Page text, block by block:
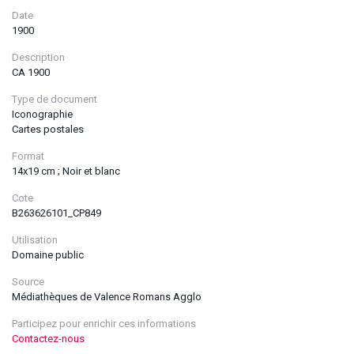
Date
1900
Description
CA 1900
Type de document
Iconographie
Cartes postales
Format
14x19 cm ; Noir et blanc
Cote
B263626101_CP849
Utilisation
Domaine public
Source
Médiathèques de Valence Romans Agglo
Participez pour enrichir ces informations
Contactez-nous